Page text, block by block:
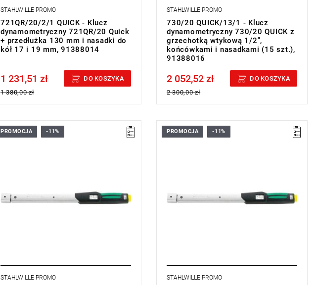
STAHLWILLE PROMO
721QR/20/2/1 QUICK - Klucz
dynamometryczny 721QR/20 Quick
+ przedłużka 130 mm i nasadki do
kół 17 i 19 mm, 91388014
Price tax included
1 231,51 zł
1 380,00 zł
DO KOSZYKA
STAHLWILLE PROMO
730/20 QUICK/13/1 - Klucz
dynamometryczny 730/20 QUICK z
grzechotką wtykową 1/2",
końcówkami i nasadkami (15 szt.),
91388016
Price tax included
2 052,52 zł
2 300,00 zł
DO KOSZYKA
PROMOCJA -11%
STAHLWILLE PROMO
PROMOCJA -11%
STAHLWILLE PROMO